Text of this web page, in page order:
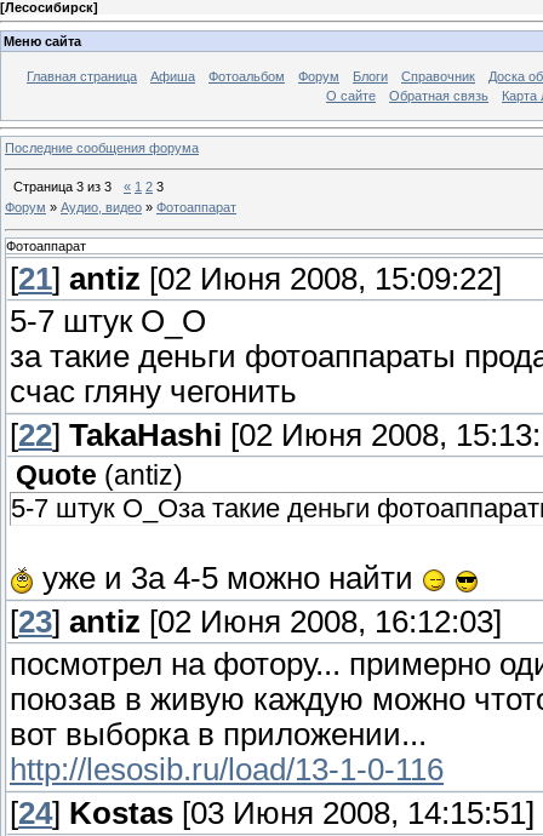
[Лесосибирск]
Меню сайта
Главная страница Афиша Фотоальбом Форум Блоги Справочник
Доска
О сайте
Обратная связь Карта
Последние сообщения форума
Страница 3 из 3 « 1 2 3
Форум » Аудио, видео » Фотоаппарат
Фотоаппарат
[21] antiz [02 Июня 2008, 15:09:22]
5-7 штук O_O
за такие деньги фотоаппараты
счас гляну чегонить
[22] TakaHashi [02 Июня 2008,
Quote (antiz)
5-7 штук O_Oза такие деньги
уже и 3а 4-5 можно найти
[23] antiz [02 Июня 2008, 16:12:03]
посмотрел на фотору... примерно
поюзав в живую каждую можно
вот выборка в приложении...
http://lesosib.ru/load/13-1-0-116
[24] Kostas [03 Июня 2008, 14:15:51]